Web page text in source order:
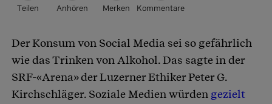
Teilen Anhören Merken Kommentare
Artikel teilen
Der Konsum von Social Media sei so gefährlich
wie das Trinken von Alkohol. Das sagte in der
SRF-«Arena» der Luzerner Ethiker Peter G.
Kirchschläger. Soziale Medien würden gezielt